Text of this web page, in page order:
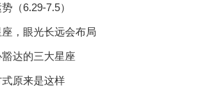
（6.29-7.5）
，眼光长远会布局
达的三大星座
原来是这样